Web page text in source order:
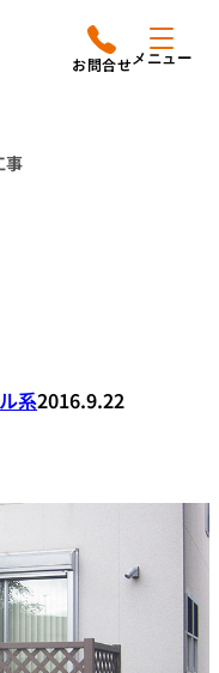
メニュー
事
系2016.9.22